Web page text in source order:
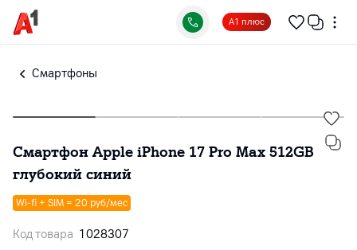
А1 плюс
Смартфоны
Смартфон Apple iPhone 17 Pro Max 512GB
глубокий синий
Wi-fi + SIM = 20 руб/мес
Код товара 1028307